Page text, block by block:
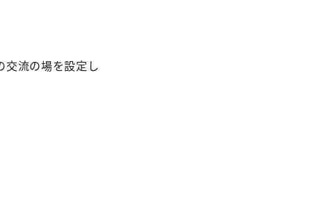
交流の場を設定し